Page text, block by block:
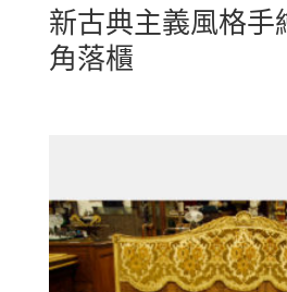
新古典主義風格手
角落櫃